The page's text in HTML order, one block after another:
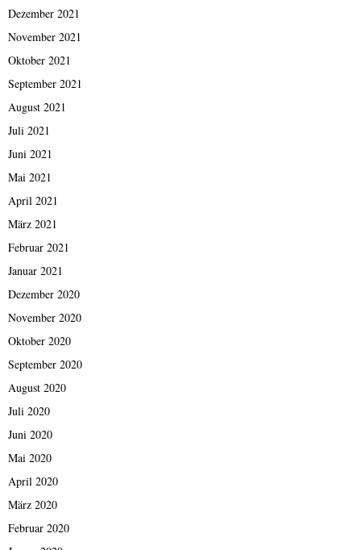
Dezember 2021
November 2021
Oktober 2021
September 2021
August 2021
Juli 2021
Juni 2021
Mai 2021
April 2021
März 2021
Februar 2021
Januar 2021
Dezember 2020
November 2020
Oktober 2020
September 2020
August 2020
Juli 2020
Juni 2020
Mai 2020
April 2020
März 2020
Februar 2020